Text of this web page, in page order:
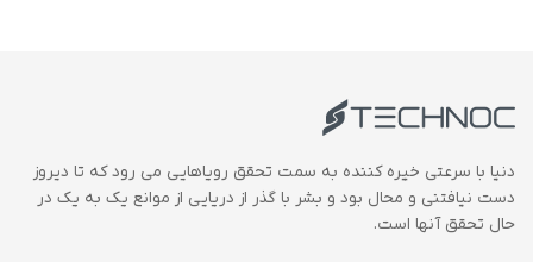
دنیا با سرعتی خیره کننده به سمت تحقق رویاهایی می رود که تا دیروز
دست نیافتنی و محال بود و بشر با گذر از دریایی از موانع یک به یک در
حال تحقق آنها است.